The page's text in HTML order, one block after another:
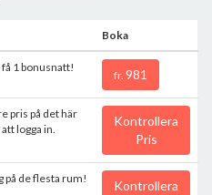
Boka
1 bonusnatt!
fr. 981
pris på det här
logga in.
Kontrollera
Pris
på de flesta rum!
Kontrollera